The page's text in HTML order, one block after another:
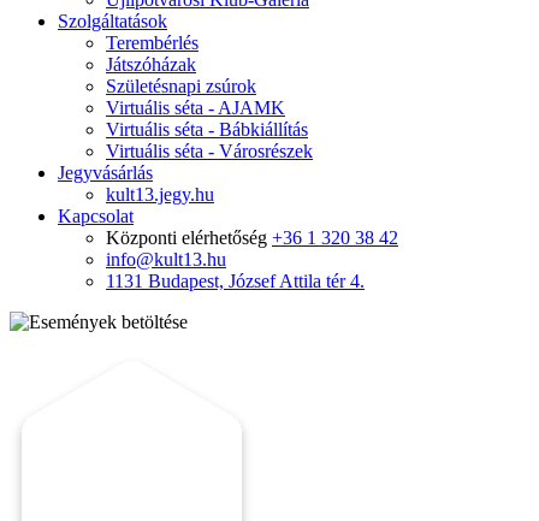
Szolgáltatások
Terembérlés
Játszóházak
Születésnapi zsúrok
Virtuális séta - AJAMK
Virtuális séta - Bábkiállítás
Virtuális séta - Városrészek
Jegyvásárlás
kult13.jegy.hu
Kapcsolat
Központi elérhetőség +36 1 320 38 42
info@kult13.hu
1131 Budapest, József Attila tér 4.